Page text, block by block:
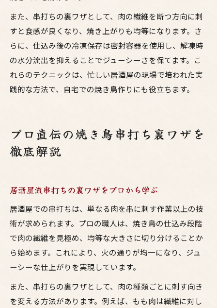
また、串打ちの裏ワザとして、肉の繊維を断つ方向に刺
すと食感が良くなり、焼き上がりも均等になります。さ
らに、仕込み後の冷凍保存は密封容器を使用し、解凍時
の水分流出を抑えることでジューシーさを保てます。こ
れらのテクニックは、忙しい居酒屋の現場で培われた実
践的な方法で、自宅での焼き鳥作りにも役立ちます。
プロ直伝の焼き鳥串打ち裏ワザを
徹底解説
居酒屋流串打ちの裏ワザをプロから学ぶ
居酒屋での串打ちは、単なる肉を串に刺す作業以上の技
術が求められます。プロの職人は、焼き鳥の仕込み段階
で肉の繊維を見極め、均等な大きさに切り分けることか
ら始めます。これにより、火の通りが均一になり、ジュ
ーシーな仕上がりを実現しています。
また、串打ちの裏ワザとして、肉の種類ごとに刺す向き
を変える方法があります。例えば、もも肉は繊維に対し